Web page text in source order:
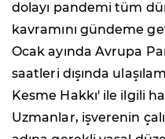
dolayı pandemi tüm
kavramını gündeme
Ocak ayında Avrupa
saatleri dışında
Kesme Hakkı' ile ilgili
Uzmanlar, işverenin